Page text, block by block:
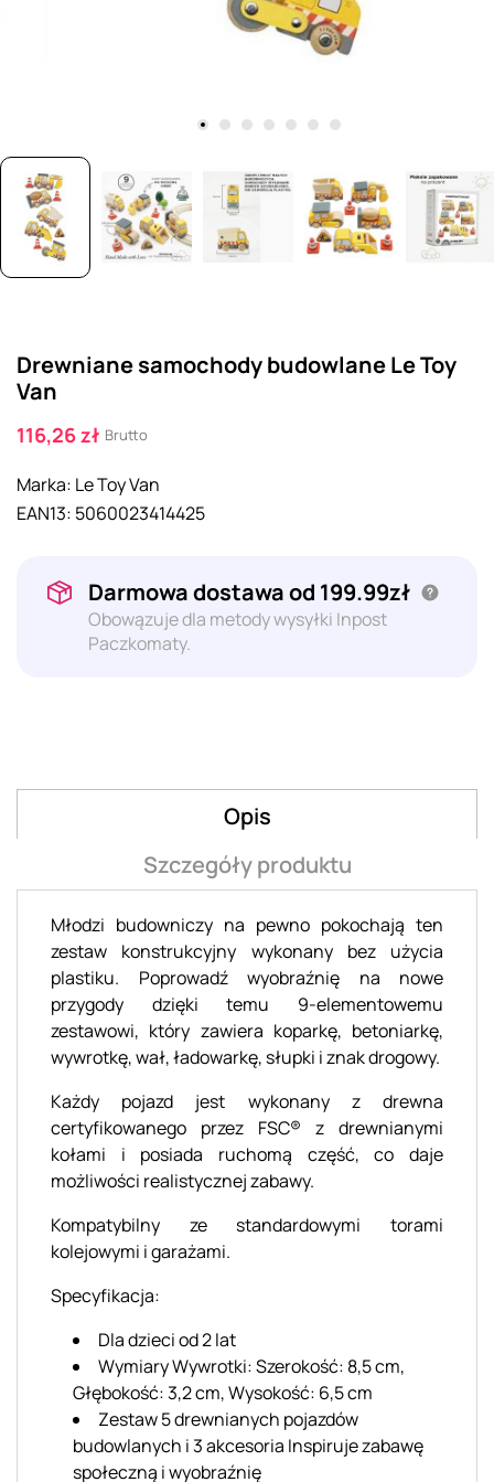
Drewniane samochody budowlane Le Toy
Van
116,26 zł Brutto
Marka: Le Toy Van
EAN13: 5060023414425
Darmowa dostawa od 199.99zł
Obowązuje dla metody wysyłki Inpost
Paczkomaty.
Opis
Szczegóły produktu
Młodzi budowniczy na pewno pokochają ten
zestaw konstrukcyjny wykonany bez użycia
plastiku. Poprowadź wyobraźnię na nowe
przygody dzięki temu 9-elementowemu
zestawowi, który zawiera koparkę, betoniarkę,
wywrotkę, wał, ładowarkę, słupki i znak drogowy.
Każdy pojazd jest wykonany z drewna
certyfikowanego przez FSC® z drewnianymi
kołami i posiada ruchomą część, co daje
możliwości realistycznej zabawy.
Kompatybilny ze standardowymi torami
kolejowymi i garażami.
Specyfikacja:
Dla dzieci od 2 lat
Wymiary Wywrotki: Szerokość: 8,5 cm,
Głębokość: 3,2 cm, Wysokość: 6,5 cm
Zestaw 5 drewnianych pojazdów
budowlanych i 3 akcesoria Inspiruje zabawę
społeczną i wyobraźnię